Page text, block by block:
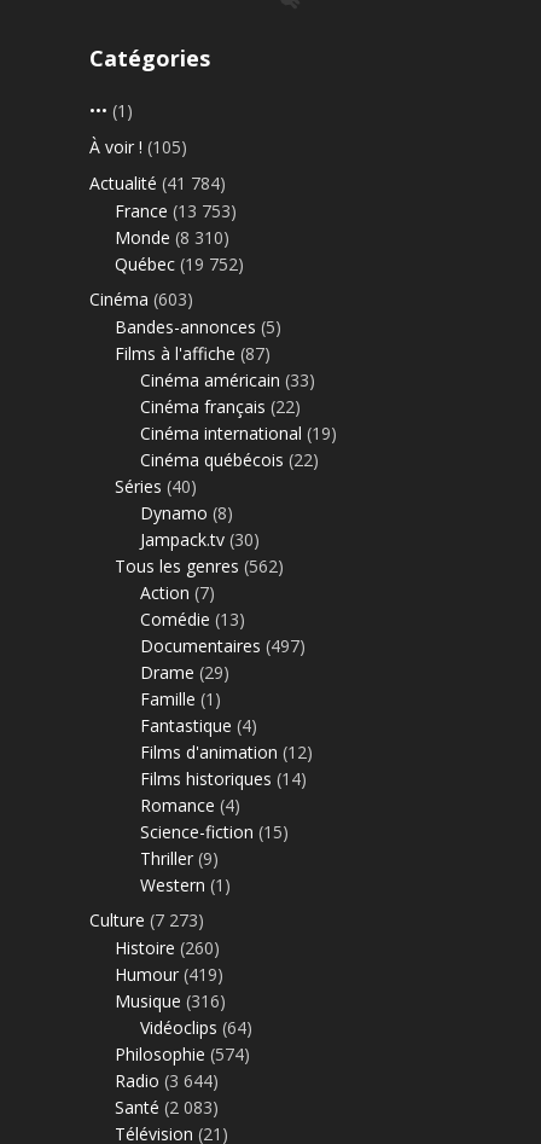
Catégories
••• (1)
À voir ! (105)
Actualité (41 784)
France (13 753)
Monde (8 310)
Québec (19 752)
Cinéma (603)
Bandes-annonces (5)
Films à l'affiche (87)
Cinéma américain (33)
Cinéma français (22)
Cinéma international (19)
Cinéma québécois (22)
Séries (40)
Dynamo (8)
Jampack.tv (30)
Tous les genres (562)
Action (7)
Comédie (13)
Documentaires (497)
Drame (29)
Famille (1)
Fantastique (4)
Films d'animation (12)
Films historiques (14)
Romance (4)
Science-fiction (15)
Thriller (9)
Western (1)
Culture (7 273)
Histoire (260)
Humour (419)
Musique (316)
Vidéoclips (64)
Philosophie (574)
Radio (3 644)
Santé (2 083)
Télévision (21)